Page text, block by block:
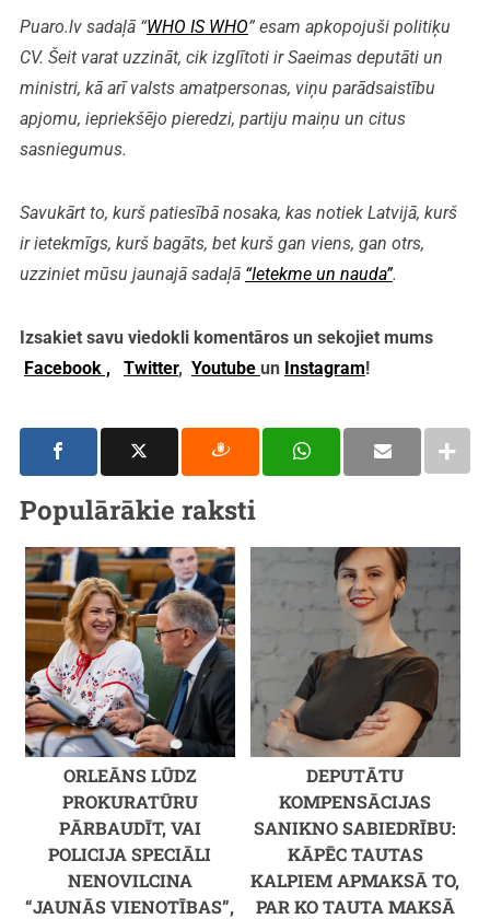
Puaro.lv sadaļā “WHO IS WHO” esam apkopojuši politiķu
CV. Šeit varat uzzināt, cik izglītoti ir Saeimas deputāti un
ministri, kā arī valsts amatpersonas, viņu parādsaistību
apjomu, iepriekšējo pieredzi, partiju maiņu un citus
sasniegumus.
Savukārt to, kurš patiesībā nosaka, kas notiek Latvijā, kurš
ir ietekmīgs, kurš bagāts, bet kurš gan viens, gan otrs,
uzziniet mūsu jaunajā sadaļā “Ietekme un nauda”.
Izsakiet savu viedokli komentāros un sekojiet mums
Facebook ,
Twitter, Youtube un Instagram!
Populārākie raksti
ORLEĀNS LŪDZ
PROKURATŪRU
PĀRBAUDĪT, VAI
POLICIJA SPECIĀLI
NENOVILCINA
“JAUNĀS VIENOTĪBAS”,
DEPUTĀTU
KOMPENSĀCIJAS
SANIKNO SABIEDRĪBU:
KĀPĒC TAUTAS
KALPIEM APMAKSĀ TO,
PAR KO TAUTA MAKSĀ